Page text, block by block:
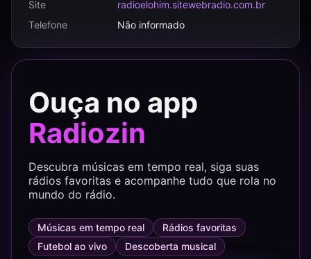
Site
radioelohim.sitewebradio.com.br
Telefone
Não informado
Ouça no app
Radiozin
Descubra músicas em tempo real, siga suas
rádios favoritas e acompanhe tudo que rola no
mundo do rádio.
Músicas em tempo real
Rádios favoritas
Futebol ao vivo
Descoberta musical